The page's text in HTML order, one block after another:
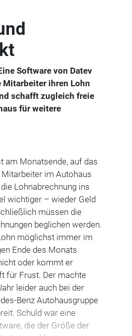
Software von Datev
ihren Lohn
schafft zugleich freie
für weitere
am Monatsende, auf das
im Autohaus
Lohnabrechnung ins
wichtiger – wieder Geld
müssen die
beglichen werden.
möglichst immer im
Ende des Monats
oder kommt er
für Frust. Der machte
leider auch bei der
Benz Autohausgruppe
Schuld war eine
die der Größe der